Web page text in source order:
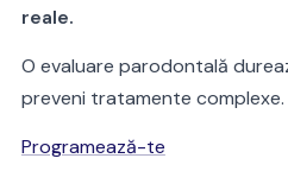
reale.
O evaluare parodontală
preveni tratamente complexe.
Programează-te